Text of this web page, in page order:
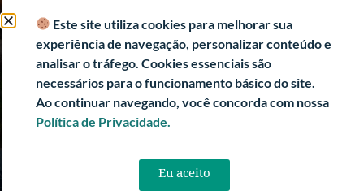
e-SIC (Acesso a Informação)
Transparência Fiscal
História
Informações Turísticas
Este site utiliza cookies para melhorar sua
experiência de navegação, personalizar conteúdo e
analisar o tráfego. Cookies essenciais são
necessários para o funcionamento básico do site.
Ao continuar navegando, você concorda com nossa
Política de Privacidade.
Eu aceito